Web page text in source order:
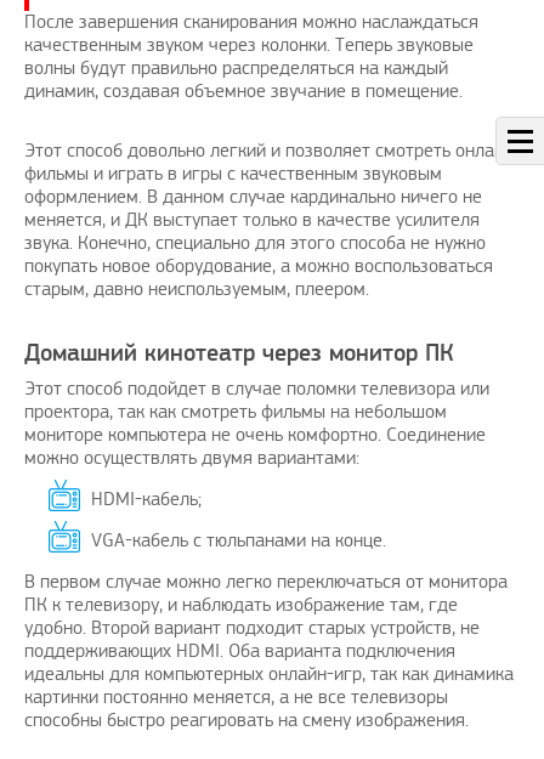
После завершения сканирования можно наслаждаться
качественным звуком через колонки. Теперь звуковые
волны будут правильно распределяться на каждый
динамик, создавая объемное звучание в помещение.
Этот способ довольно легкий и позволяет смотреть онлайн
фильмы и играть в игры с качественным звуковым
оформлением. В данном случае кардинально ничего не
меняется, и ДК выступает только в качестве усилителя
звука. Конечно, специально для этого способа не нужно
покупать новое оборудование, а можно воспользоваться
старым, давно неиспользуемым, плеером.
Домашний кинотеатр через монитор ПК
Этот способ подойдет в случае поломки телевизора или
проектора, так как смотреть фильмы на небольшом
мониторе компьютера не очень комфортно. Соединение
можно осуществлять двумя вариантами:
HDMI-кабель;
VGA-кабель с тюльпанами на конце.
В первом случае можно легко переключаться от монитора
ПК к телевизору, и наблюдать изображение там, где
удобно. Второй вариант подходит старых устройств, не
поддерживающих HDMI. Оба варианта подключения
идеальны для компьютерных онлайн-игр, так как динамика
картинки постоянно меняется, а не все телевизоры
способны быстро реагировать на смену изображения.